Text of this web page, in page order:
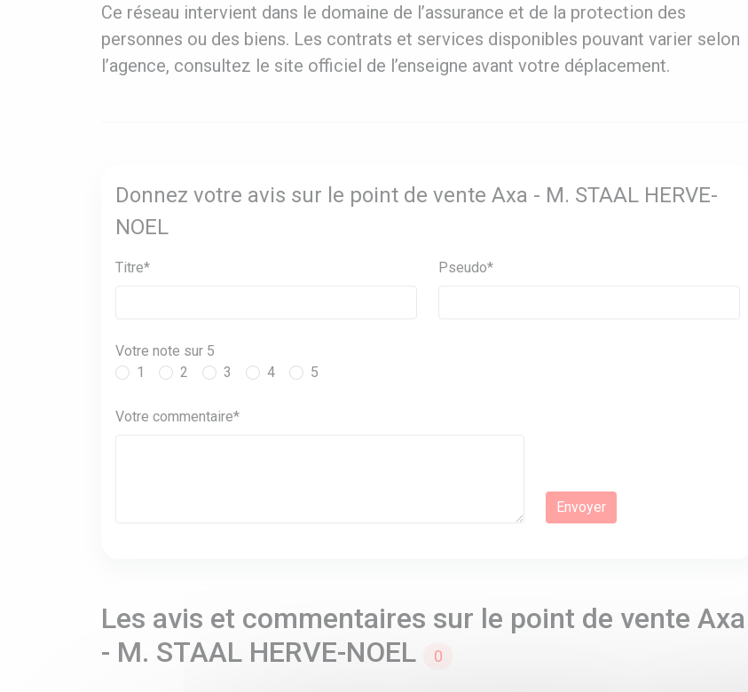
Ce réseau intervient dans le domaine de l’assurance et de la protection des
personnes ou des biens. Les contrats et services disponibles pouvant varier selon
l’agence, consultez le site officiel de l’enseigne avant votre déplacement.
Donnez votre avis sur le point de vente Axa - M. STAAL HERVE-
NOEL
Titre* Pseudo*
Votre note sur 5
1
2 3 4 5
Votre commentaire*
Les avis et commentaires sur le point de vente Axa
- M. STAAL HERVE-NOEL
0